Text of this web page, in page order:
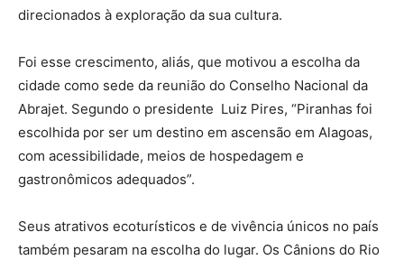
direcionados à exploração da sua cultura.
Foi esse crescimento, aliás, que motivou a escolha da
cidade como sede da reunião do Conselho Nacional da
Abrajet. Segundo o presidente Luiz Pires, “Piranhas foi
escolhida por ser um destino em ascensão em Alagoas,
com acessibilidade, meios de hospedagem e
gastronômicos adequados”.
Seus atrativos ecoturísticos e de vivência únicos no país
também pesaram na escolha do lugar. Os Cânions do Rio